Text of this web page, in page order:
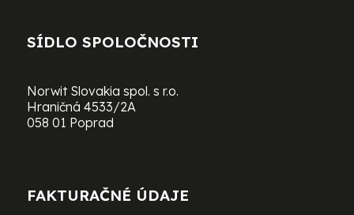
SÍDLO SPOLOČNOSTI
Norwit Slovakia spol. s r.o.
Hraničná 4533/2A
058 01 Poprad
FAKTURAČNÉ ÚDAJE